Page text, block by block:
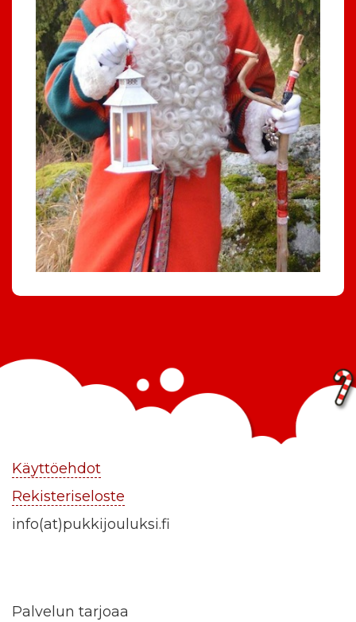
Käyttöehdot
Rekisteriseloste
info(at)pukkijouluksi.fi
Palvelun tarjoaa